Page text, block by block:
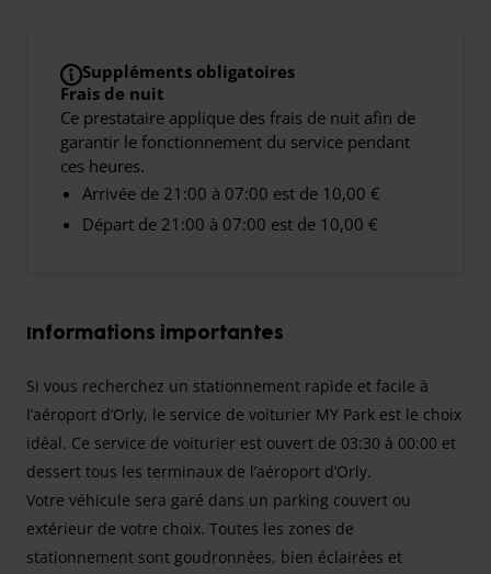
Suppléments obligatoires
Frais de nuit
Ce prestataire applique des frais de nuit afin de
garantir le fonctionnement du service pendant
ces heures.
Arrivée de 21:00 à 07:00 est de 10,00 €
Départ de 21:00 à 07:00 est de 10,00 €
Informations importantes
Si vous recherchez un stationnement rapide et facile à
l’aéroport d’Orly, le service de voiturier MY Park est le choix
idéal. Ce service de voiturier est ouvert de 03:30 à 00:00 et
dessert tous les terminaux de l’aéroport d’Orly.
Votre véhicule sera garé dans un parking couvert ou
extérieur de votre choix. Toutes les zones de
stationnement sont goudronnées, bien éclairées et